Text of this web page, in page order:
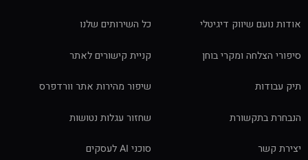
אודות נועם שיווק דיגיטלי
סיפורי הצלחה ומקרי בוחן
תיק עבודות
הנבחרת בתקשורת
יצירת קשר
כל השירותים שלנו
קניית קישורים לאתר
שיפור מהירות אתר וורדפרס
שחזור עגלות נטושות
סוכני AI לעסקים